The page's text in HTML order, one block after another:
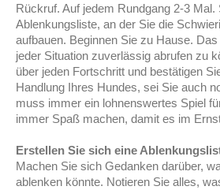
Rückruf. Auf jedem Rundgang 2-3 Mal.
Ablenkungsliste, an der Sie die
aufbauen. Beginnen Sie zu Hause.
jeder Situation zuverlässig abrufen zu
über jeden Fortschritt und bestätigen
Handlung Ihres Hundes, sei Sie auch
muss immer ein lohnenswertes Spiel
immer Spaß machen, damit es im
Erstellen Sie sich eine
Machen Sie sich Gedanken darüber,
ablenken könnte. Notieren Sie alles,